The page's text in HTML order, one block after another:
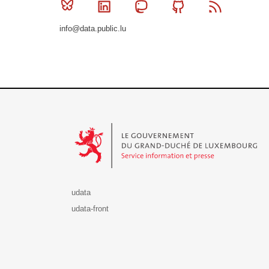
Bluesky Linkedin MastodonGithub
info@data.public.lu
udata
udata-front